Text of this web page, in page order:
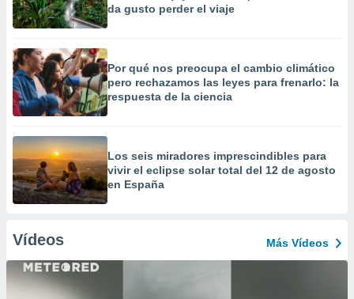
da gusto perder el viaje
Por qué nos preocupa el cambio climático
pero rechazamos las leyes para frenarlo: la
respuesta de la ciencia
Los seis miradores imprescindibles para
vivir el eclipse solar total del 12 de agosto
en España
Vídeos Más Vídeos